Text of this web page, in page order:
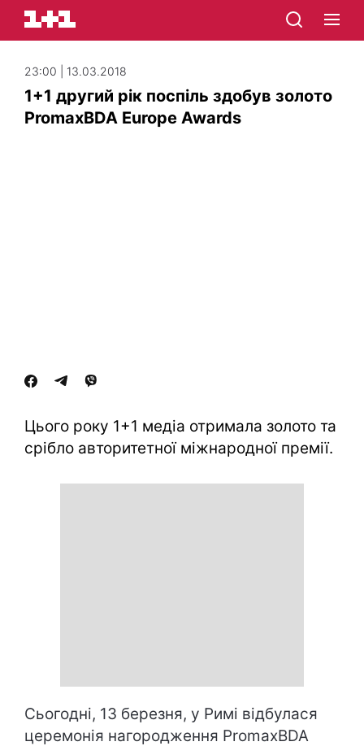
23:00 | 13.03.2018
1+1 другий рік поспіль здобув золото
PromaxBDA Europe Awards
Цього року 1+1 медіа отримала золото та
срібло авторитетної міжнародної премії.
Сьогодні, 13 березня, у Римі відбулася
церемонія нагородження PromaxBDA